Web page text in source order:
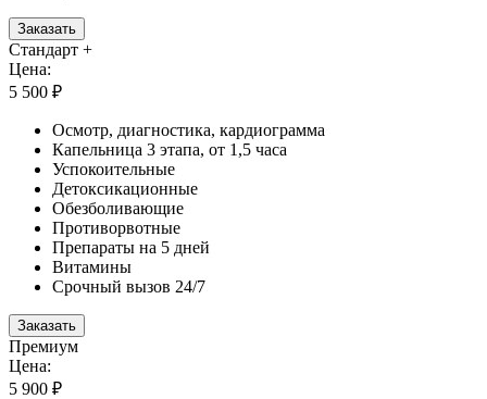
Заказать
Стандарт +
Цена:
5 500 ₽
Осмотр, диагностика, кардиограмма
Капельница 3 этапа, от 1,5 часа
Успокоительные
Детоксикационные
Обезболивающие
Противорвотные
Препараты на 5 дней
Витамины
Срочный вызов 24/7
Заказать
Премиум
Цена:
5 900 ₽